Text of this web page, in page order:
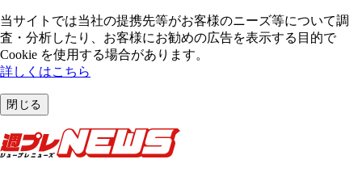
当サイトでは当社の提携先等がお客様のニーズ等について調
査・分析したり、お客様にお勧めの広告を表⽰する⽬的で
Cookie を使⽤する場合があります。
詳しくはこちら
閉じる